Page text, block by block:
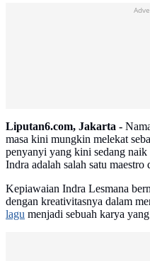
Liputan6.com, Jakarta -
masa kini mungkin melekat
penyanyi yang kini sedang
Indra adalah salah satu maestro
Kepiawaian Indra Lesmana
dengan kreativitasnya dalam
lagu menjadi sebuah karya